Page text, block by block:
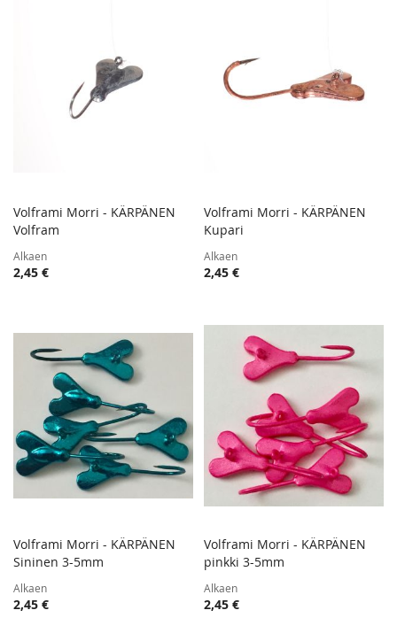
Lisää ostoskoriin
TOIVELISTA
VERTAILUUN
Volframi Morri - KÄRPÄNEN
Volfram
Alkaen
2,45 €
Lisää ostoskoriin
Volframi Morri - KÄRPÄNEN
Kupari
Alkaen
2,45 €
Lisää ostoskoriin
TOIVELISTA
VERTAILUUN
Volframi Morri - KÄRPÄNEN
Sininen 3-5mm
Alkaen
2,45 €
Lisää ostoskoriin
Volframi Morri - KÄRPÄNEN
pinkki 3-5mm
Alkaen
2,45 €